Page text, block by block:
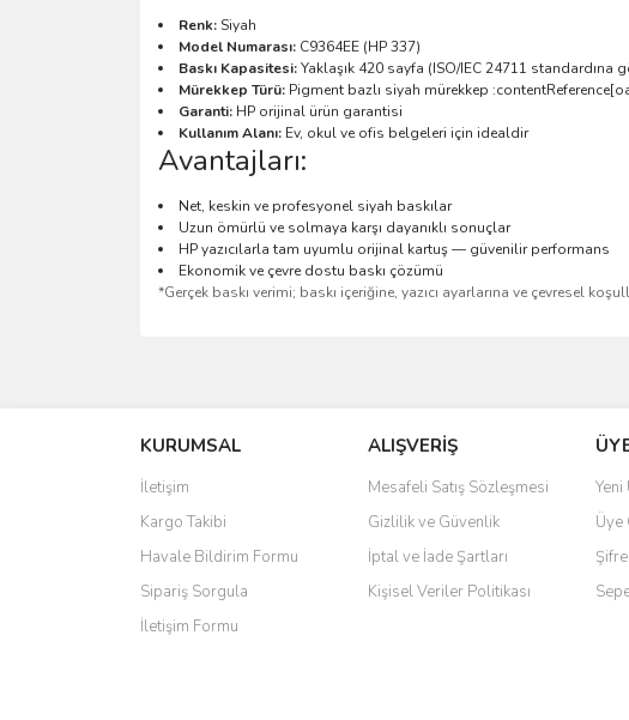
Renk:Siyah
Model Numarası: C9364EE (HP 337)
Baskı Kapasitesi:Yaklaşık 420 sayfa (ISO/IEC 24711 standardına
Mürekkep Türü: Pigment bazlı siyah mürekkep
Garanti: HP orijinal ürün garantisi
Kullanım Alanı: Ev, okul ve ofis belgeleri için idealdir
Avantajları:
Net, keskin ve profesyonel siyah baskılar
Uzun ömürlü ve solmaya karşı dayanıklı sonuçlar
HP yazıcılarla tam uyumlu orijinal kartuş — güvenilir performans
Ekonomik ve çevre dostu baskı çözümü
*Gerçek baskı verimi; baskı içeriğine, yazıcı ayarlarına ve çevresel
Ürün resmi kalitesiz, bozuk veya görüntülenemiyor.
Ürün açıklamasında eksik bilgiler bulunuyor.
Ürün bilgilerinde hatalar bulunuyor.
Ürün fiyatı diğer sitelerden daha pahalı.
Bu ürüne benzer farklı alternatifler olmalı.
KURUMSAL
İletişim
Kargo Takibi
Havale Bildirim Formu
Sipariş Sorgula
İletişim Formu
ALIŞVERİŞ
Mesafeli Satış Sözleşmesi
Gizlilik ve Güvenlik
İptal ve İade Şartları
Kişisel Veriler Politikası
Üye